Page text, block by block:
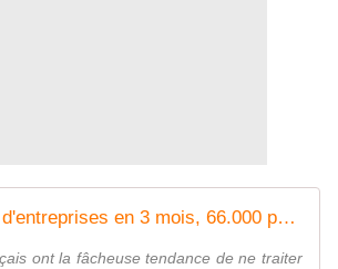
18 134 faillites d'entreprises en 3 mois, 66.000 postes en danger, les médias n'en parlent pas
ont la fâcheuse tendance de ne traiter